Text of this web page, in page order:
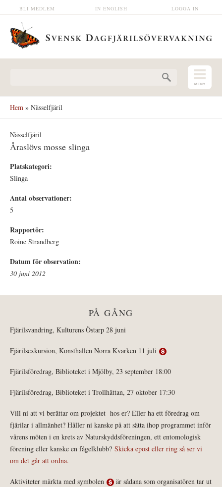
Hoppa till huvudinnehåll LOGGA IN
IN ENGLISH
BLI MEDLEM
Hem » Nässelfjäril
Nässelfjäril
Åraslövs mosse slinga
Platskategori:
Slinga
Antal observationer:
5
Rapportör:
Roine Strandberg
Datum för observation:
30 juni 2012
PÅ GÅNG
Fjärilsvandring, Kulturens Östarp 28 juni
Fjärilsexkursion, Konsthallen Norra Kvarken 11 juli
Fjärilsföredrag, Biblioteket i Mjölby, 23 september 18:00
Fjärilsföredrag, Biblioteket i Trollhättan, 27 oktober 17:30
Vill ni att vi berättar om projektet hos er? Eller ha ett föredrag om
fjärilar i allmänhet? Håller ni kanske på att sätta ihop programmet inför
vårens möten i en krets av Naturskyddsföreningen, ett entomologisk
förening eller kanske en fågelklubb? Skicka epost eller ring så ser vi
om det går att ordna.
Aktiviteter märkta med symbolen
är sådana som organisatören tar ut